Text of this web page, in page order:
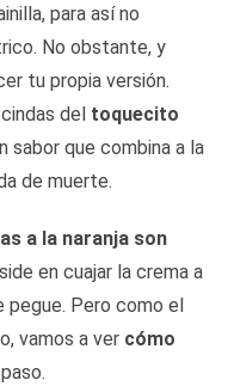
para así no
No obstante, y
tu propia versión.
del toquecito
sabor que combina a la
de muerte.
a la naranja son
en cuajar la crema a
pegue. Pero como el
vamos a ver cómo